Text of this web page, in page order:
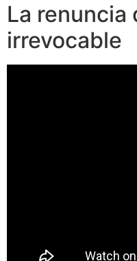
La renuncia
irrevocable